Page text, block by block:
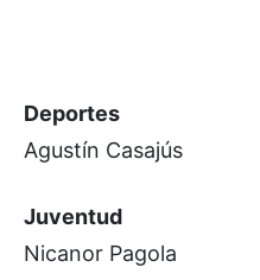
Deportes
Agustín Casajús
Juventud
Nicanor Pagola